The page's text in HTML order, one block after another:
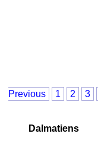
Previous
1 2 3
Dalmatiens